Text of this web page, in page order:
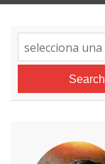
Search